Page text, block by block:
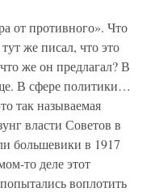
от противного». Что
же писал, что это
же он предлагал? В
В сфере политики…
так называемая
власти Советов в
большевики в 1917
то деле этот
воплотить